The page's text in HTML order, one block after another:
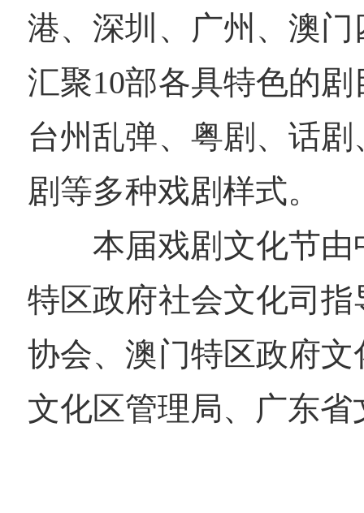
港、深圳、广州、澳
汇聚10部各具特色的
台州乱弹、粤剧、话
剧等多种戏剧样式。
本届戏剧文化节
特区政府社会文化司
协会、澳门特区政府
文化区管理局、广东省